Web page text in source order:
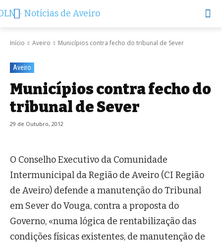
Início Aveiro Municípios contra fecho do tribunal de Sever
Aveiro
Municípios contra fecho do
tribunal de Sever
29 de Outubro, 2012
O Conselho Executivo da Comunidade
Intermunicipal da Região de Aveiro (CI Região
de Aveiro) defende a manutenção do Tribunal
em Sever do Vouga, contra a proposta do
Governo, «numa lógica de rentabilização das
condições físicas existentes, de manutenção de